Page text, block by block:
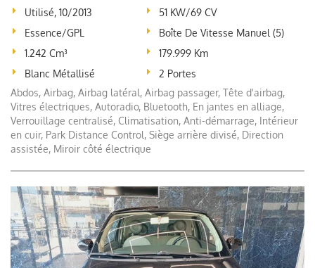
Utilisé, 10/2013
51 KW/69 CV
Essence/GPL
Boîte De Vitesse Manuel (5)
1.242 Cm³
179.999 Km
Blanc Métallisé
2 Portes
Abdos, Airbag, Airbag latéral, Airbag passager, Tête d'airbag,
Vitres électriques, Autoradio, Bluetooth, En jantes en alliage,
Verrouillage centralisé, Climatisation, Anti-démarrage, Intérieur
en cuir, Park Distance Control, Siège arrière divisé, Direction
assistée, Miroir côté électrique